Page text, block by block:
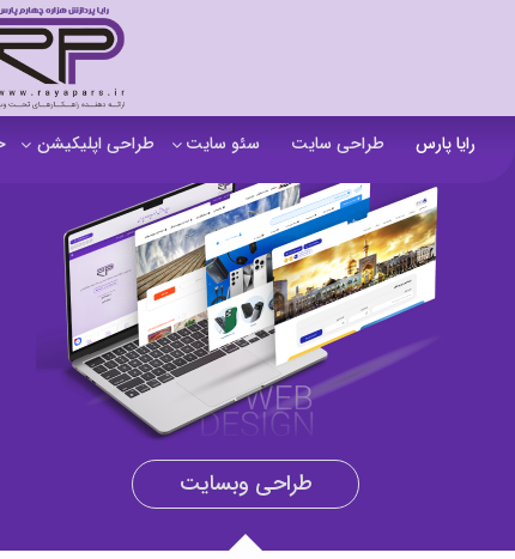
رایا پارس طراحی سایت سئو سایت
سفارش تولید محتوا
آنالیز سایت
آموزش سئو در مشهد
سئو خارجی و ساخت بک لینک
طراحی اپلیکیشن
اپلیکیشن b2b
اپلیکیشن فروشگاهی
اپلیکیشن آموزشی
طراحی وبسایت